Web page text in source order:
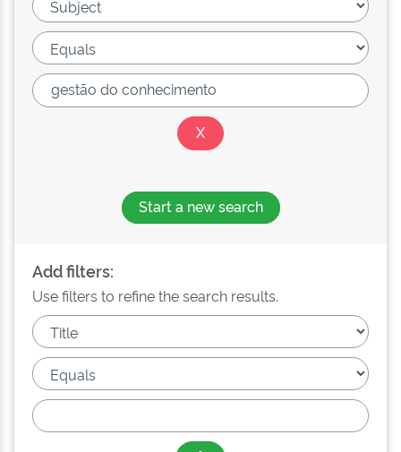
Start a new search
Add filters:
Use filters to refine the search results.